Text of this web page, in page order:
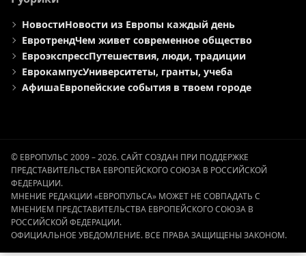
НовостиНовости из Европы каждый день
ЕвротрендЧем живет современное общество
ЕвроэкспрессПутешествия, люди, традиции
ЕврокампусУниверситеты, гранты, учеба
АфишаЕвропейские события в твоем городе
© ЕВРОПУЛЬС 2009 – 2026. САЙТ СОЗДАН ПРИ ПОДДЕРЖКЕ
ПРЕДСТАВИТЕЛЬСТВА ЕВРОПЕЙСКОГО СОЮЗА В РОССИЙСКОЙ
ФЕДЕРАЦИИ.
МНЕНИЕ РЕДАКЦИИ «ЕВРОПУЛЬСА» МОЖЕТ НЕ СОВПАДАТЬ С
МНЕНИЕМ ПРЕДСТАВИТЕЛЬСТВА ЕВРОПЕЙСКОГО СОЮЗА В
РОССИЙСКОЙ ФЕДЕРАЦИИ.
ОФИЦИАЛЬНОЕ УВЕДОМЛЕНИЕ. ВСЕ ПРАВА ЗАЩИЩЕНЫ ЗАКОНОМ.